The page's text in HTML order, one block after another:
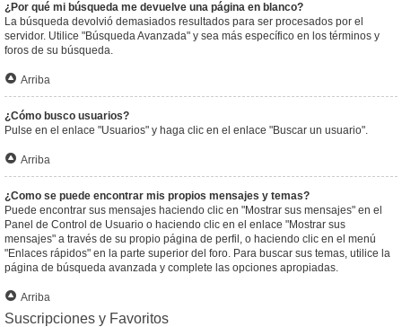
¿Por qué mi búsqueda me devuelve una página en blanco?
La búsqueda devolvió demasiados resultados para ser procesados por el
servidor. Utilice "Búsqueda Avanzada" y sea más específico en los términos y
foros de su búsqueda.
Arriba
¿Cómo busco usuarios?
Pulse en el enlace "Usuarios" y haga clic en el enlace "Buscar un usuario".
Arriba
¿Como se puede encontrar mis propios mensajes y temas?
Puede encontrar sus mensajes haciendo clic en "Mostrar sus mensajes" en el
Panel de Control de Usuario o haciendo clic en el enlace "Mostrar sus
mensajes" a través de su propio página de perfil, o haciendo clic en el menú
"Enlaces rápidos" en la parte superior del foro. Para buscar sus temas, utilice la
página de búsqueda avanzada y complete las opciones apropiadas.
Arriba
Suscripciones y Favoritos